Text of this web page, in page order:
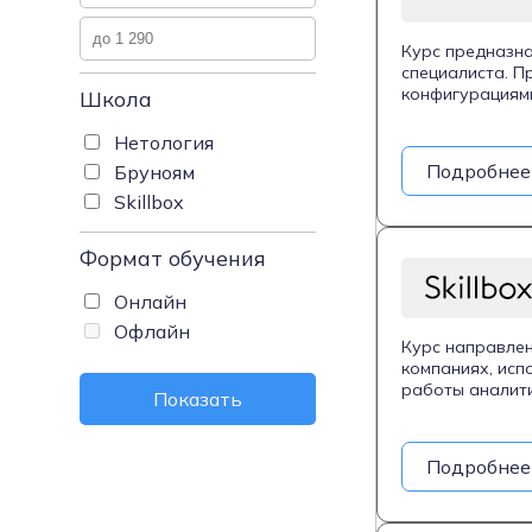
Школа
Нетология
Бруноям
Skillbox
Формат обучения
Онлайн
Офлайн
Показать
Курс
специалиста.
создания
включает
практические
Подробнее
Курс
компаниях,
работы
навыки
знания в
Подробнее